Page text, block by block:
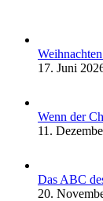
17. Juni
Wenn der
11.
Das ABC
20.